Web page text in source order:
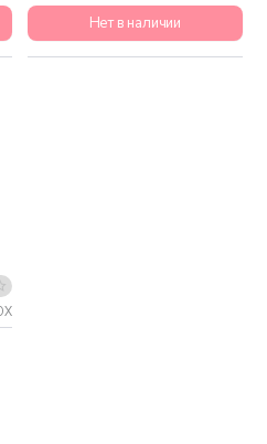
Нет в наличии